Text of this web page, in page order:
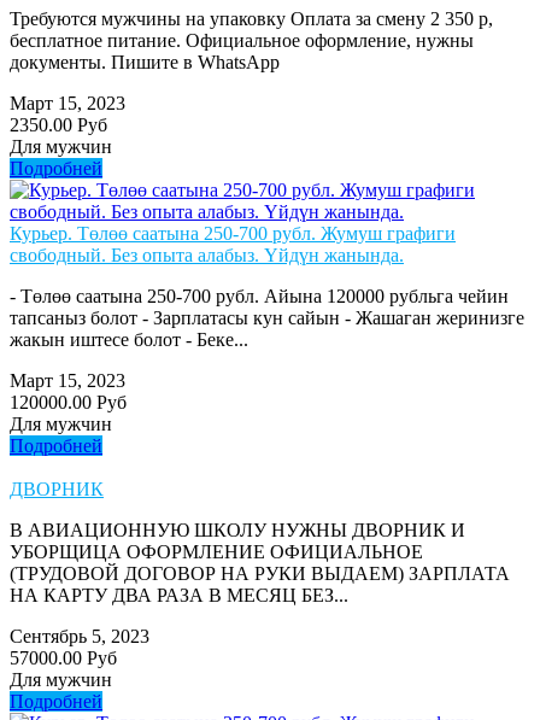
Требуются мужчины на упаковку Оплата за смену 2 350 р,
бесплатное питание. Официальное оформление, нужны
документы. Пишите в WhatsApp
Март 15, 2023
2350.00 Руб
Для мужчин
Подробней
Курьер. Төлөө саатына 250-700 рубл. Жумуш графиги
свободный. Без опыта алабыз. Үйдүн жанында.
- Төлөө саатына 250-700 рубл. Айына 120000 рубльга чейин
тапсаныз болот - Зарплатасы кун сайын - Жашаган жеринизге
жакын иштесе болот - Беке...
Март 15, 2023
120000.00 Руб
Для мужчин
Подробней
ДВОРНИК
В АВИАЦИОННУЮ ШКОЛУ НУЖНЫ ДВОРНИК И
УБОРЩИЦА ОФОРМЛЕНИЕ ОФИЦИАЛЬНОЕ
(ТРУДОВОЙ ДОГОВОР НА РУКИ ВЫДАЕМ) ЗАРПЛАТА
НА КАРТУ ДВА РАЗА В МЕСЯЦ БЕЗ...
Сентябрь 5, 2023
57000.00 Руб
Для мужчин
Подробней